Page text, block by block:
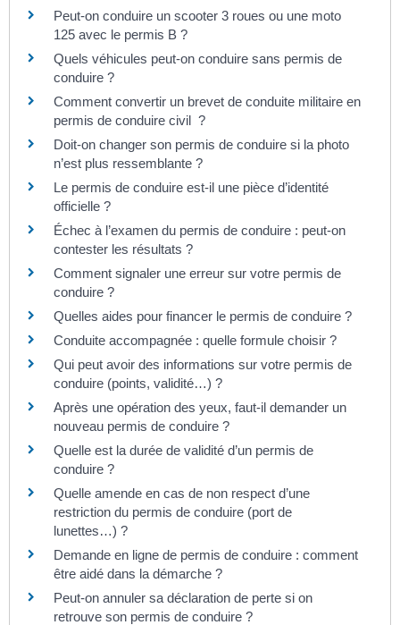
Peut-on conduire un scooter 3 roues ou une moto
125 avec le permis B ?
Quels véhicules peut-on conduire sans permis de
conduire ?
Comment convertir un brevet de conduite militaire en
permis de conduire civil ?
Doit-on changer son permis de conduire si la photo
n’est plus ressemblante ?
Le permis de conduire est-il une pièce d’identité
officielle ?
Échec à l’examen du permis de conduire : peut-on
contester les résultats ?
Comment signaler une erreur sur votre permis de
conduire ?
Quelles aides pour financer le permis de conduire ?
Conduite accompagnée : quelle formule choisir ?
Qui peut avoir des informations sur votre permis de
conduire (points, validité…) ?
Après une opération des yeux, faut-il demander un
nouveau permis de conduire ?
Quelle est la durée de validité d’un permis de
conduire ?
Quelle amende en cas de non respect d’une
restriction du permis de conduire (port de
lunettes…) ?
Demande en ligne de permis de conduire : comment
être aidé dans la démarche ?
Peut-on annuler sa déclaration de perte si on
retrouve son permis de conduire ?